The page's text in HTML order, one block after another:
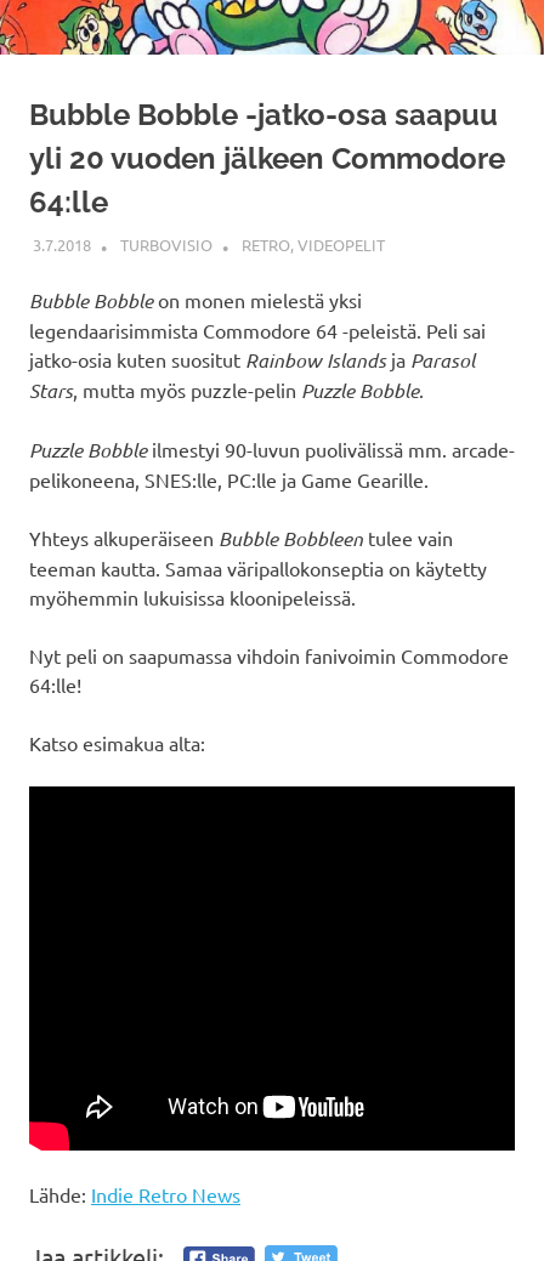
Bubble Bobble -jatko-osa saapuu
yli 20 vuoden jälkeen Commodore
64:lle
3.7.2018 TURBOVISIO RETRO,VIDEOPELIT
Bubble Bobbleon monen mielestä yksi
legendaarisimmista Commodore 64 -peleistä. Peli sai
jatko-osia kuten suositut Rainbow Islandsja Parasol
Stars, mutta myös puzzle-pelin Puzzle Bobble.
Puzzle Bobbleilmestyi 90-luvun puolivälissä mm. arcade-
pelikoneena, SNES:lle, PC:lle ja Game Gearille.
Yhteys alkuperäiseen Bubble Bobbleen tulee vain
teeman kautta. Samaa väripallokonseptia on käytetty
myöhemmin lukuisissa kloonipeleissä.
Nyt peli on saapumassa vihdoin fanivoimin Commodore
64:lle!
Katso esimakua alta:
Lähde: Indie Retro News